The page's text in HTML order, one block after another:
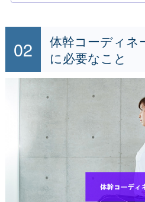
体幹コーディネ
に必要なこと